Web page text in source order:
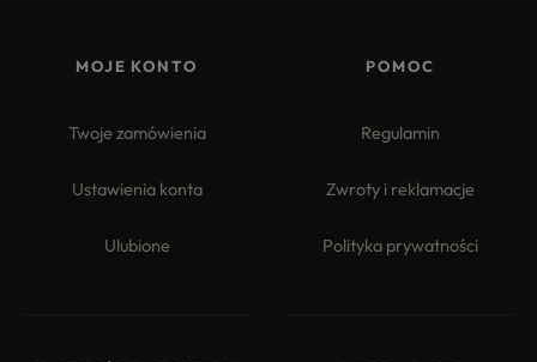
MOJE KONTO
Twoje zamówienia
Ustawienia konta
Ulubione
POMOC
Regulamin
Zwroty i reklamacje
Polityka prywatności